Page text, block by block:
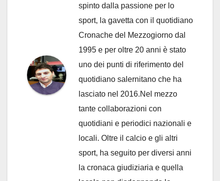
spinto dalla passione per lo
sport, la gavetta con il quotidiano
Cronache del Mezzogiorno dal
1995 e per oltre 20 anni è stato
uno dei punti di riferimento del
quotidiano salernitano che ha
lasciato nel 2016.Nel mezzo
tante collaborazioni con
quotidiani e periodici nazionali e
locali. Oltre il calcio e gli altri
sport, ha seguito per diversi anni
la cronaca giudiziaria e quella